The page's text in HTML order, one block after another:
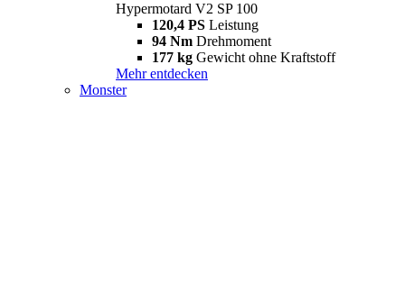
Hypermotard V2 SP 100
120,4 PS Leistung
94 Nm Drehmoment
177 kg Gewicht ohne Kraftstoff
Mehr entdecken
Monster